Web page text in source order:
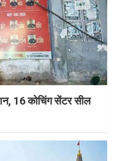
16 कोचिंग सेंटर सील